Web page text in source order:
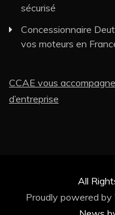
sécurisé
Concessionnaire
vos moteurs en
CCAE vous
d’entreprise
All
Proudly powered by